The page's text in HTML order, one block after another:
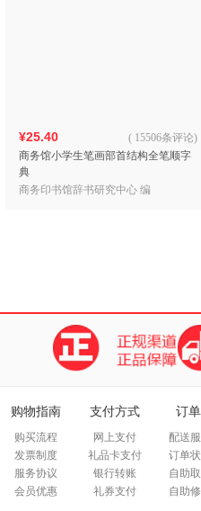
¥25.40
商务馆小学生笔画部首结构全笔顺字
典
( 15506条评论)
商务印书馆辞书研究中心 编
购物指南
购买流程
发票制度
服务协议
会员优惠
支付方式
网上支付
礼品卡支付
银行转账
礼券支付
订
配送
订单
自助
自助